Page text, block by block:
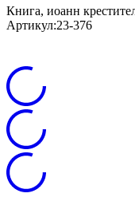
Книга, иоанн
Артикул:23-376